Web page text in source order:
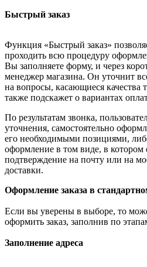
Быстрый заказ
Функция «Быстрый заказ»
проходить всю процедуру
Вы заполняете форму, и через
менеджер магазина. Он уточнит
на вопросы, касающиеся качества
также подскажет о вариантах
По результатам звонка,
уточнения, самостоятельно
его необходимыми позициями,
оформление в том виде, в котором
подтверждение на почту или на
доставки.
Оформление заказа в
Если вы уверены в выборе, то
оформить заказ, заполнив по
Заполнение адреса